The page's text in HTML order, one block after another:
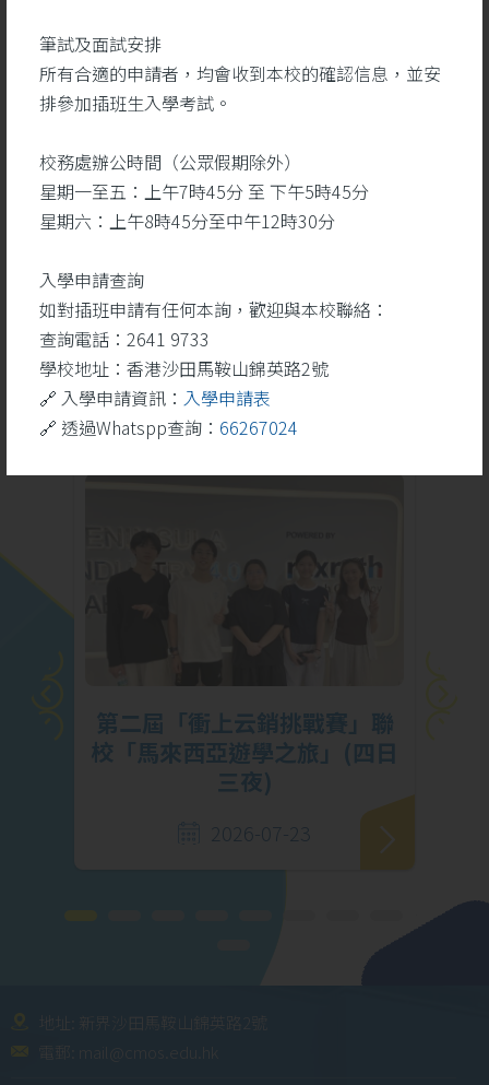
聖詠團於藝韻盃2026奪
一等奬
學校活動
第二屆「衝上云銷挑戰賽」聯
校「馬來西亞遊學之旅」(四日
三夜)
2026-07-23
筆試及面試安排
所有合適的申請者，均會收到本校的確認信息，並安
排參加插班生入學考試。
校務處辦公時間（公眾假期除外）
星期一至五：上午7時45分 至 下午5時45分
星期六：上午8時45分至中午12時30分
入學申請查詢
如對插班申請有任何本詢，歡迎與本校聯絡：
查詢電話：2641 9733
學校地址：香港沙田馬鞍山錦英路2號
🔗 入學申請資訊： 入學申請表
🔗 透過Whatspp查詢： 66267024